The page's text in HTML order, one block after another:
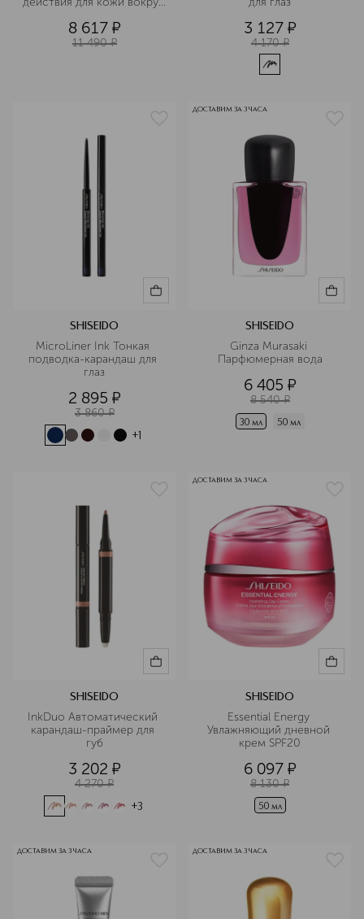
8 617 ¤
11 490 ¤
3 127 ¤
4 170 ¤
SHISEIDO
MicroLiner Ink Тонкая
подводка-карандаш для
глаз
2 895 ¤
3 860 ¤
+1
ДОСТАВИМ ЗА 3 ЧАСА
SHISEIDO
Ginza Murasaki
Парфюмерная вода
6 405 ¤
8 540 ¤
30 мл 50 мл
SHISEIDO
InkDuo Автоматический
карандаш-праймер для
губ
3 202 ¤
4 270 ¤
+3
ДОСТАВИМ ЗА 3 ЧАСА
SHISEIDO
Essential Energy
Увлажняющий дневной
крем SPF20
6 097 ¤
8 130 ¤
50 мл
ДОСТАВИМ ЗА 3 ЧАСА ДОСТАВИМ ЗА 3 ЧАСА